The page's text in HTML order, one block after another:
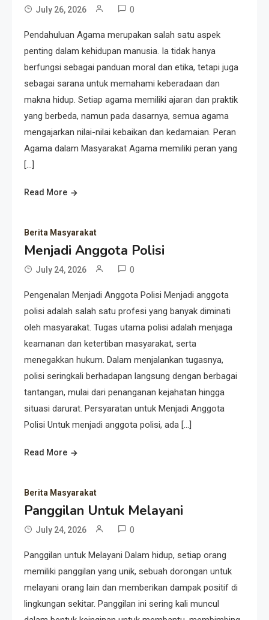
July 26, 2026 0
Pendahuluan Agama merupakan salah satu aspek
penting dalam kehidupan manusia. Ia tidak hanya
berfungsi sebagai panduan moral dan etika, tetapi juga
sebagai sarana untuk memahami keberadaan dan
makna hidup. Setiap agama memiliki ajaran dan praktik
yang berbeda, namun pada dasarnya, semua agama
mengajarkan nilai-nilai kebaikan dan kedamaian. Peran
Agama dalam Masyarakat Agama memiliki peran yang
[…]
Read More
Berita Masyarakat
Menjadi Anggota Polisi
July 24, 2026 0
Pengenalan Menjadi Anggota Polisi Menjadi anggota
polisi adalah salah satu profesi yang banyak diminati
oleh masyarakat. Tugas utama polisi adalah menjaga
keamanan dan ketertiban masyarakat, serta
menegakkan hukum. Dalam menjalankan tugasnya,
polisi seringkali berhadapan langsung dengan berbagai
tantangan, mulai dari penanganan kejahatan hingga
situasi darurat. Persyaratan untuk Menjadi Anggota
Polisi Untuk menjadi anggota polisi, ada […]
Read More
Berita Masyarakat
Panggilan Untuk Melayani
July 24, 2026 0
Panggilan untuk Melayani Dalam hidup, setiap orang
memiliki panggilan yang unik, sebuah dorongan untuk
melayani orang lain dan memberikan dampak positif di
lingkungan sekitar. Panggilan ini sering kali muncul